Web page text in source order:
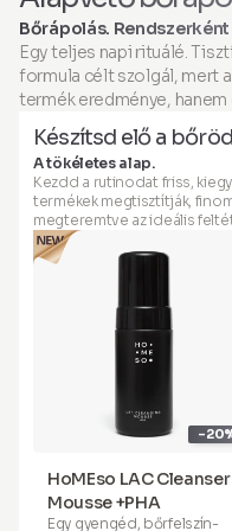
egy új generációs
amelyet bárhol, bármikor –
otthona kényelmében is –
megtapasztalhat.
A csomag tartalma:
A kezelés során apró
csatornák keletkeznek a
bőrben, amelyek serkentik a
kollagéntermelést, javítják a
bőr textúráját és
fokozzák az aktív összetevők
felszívódását a maximális
hatékonyság érdekében. Az
innovatív, otthoni
tervezett mikroinjekciós
applikátorunkkal, valamint
szabadalmaztatott
Szérum Boosterünkkel
tartalmaz), teljesen
biztonságosan és
fájdalommentesen érheti el
kötött bőrápolási kezelés. Ez
egy új generációs
otthona kényelmében is –
megtapasztalhat.
Bőrápolás.
Egy teljes napi rituálé.
formula célt szolgál, mert
termék eredménye,
Készítsd elő a
A tökéletes alap.
Kezdd a rutinodat friss,
termékek megtisztítják,
megteremtve az ideális
-
HoMEso LAC Cleanser
Mousse +PHA
Egy gyengéd, bőrfelszín-